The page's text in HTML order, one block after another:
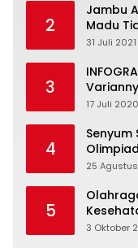
2
Jambu
Madu
31 Juli 2021
3
17 Juli 2020
4
Senyum
25
5
3 Oktober